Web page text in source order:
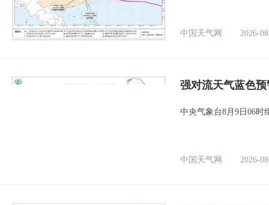
中国天气网 2026-
强对流天气蓝色
中央气象台8月9日06时
中国天气网 2026-